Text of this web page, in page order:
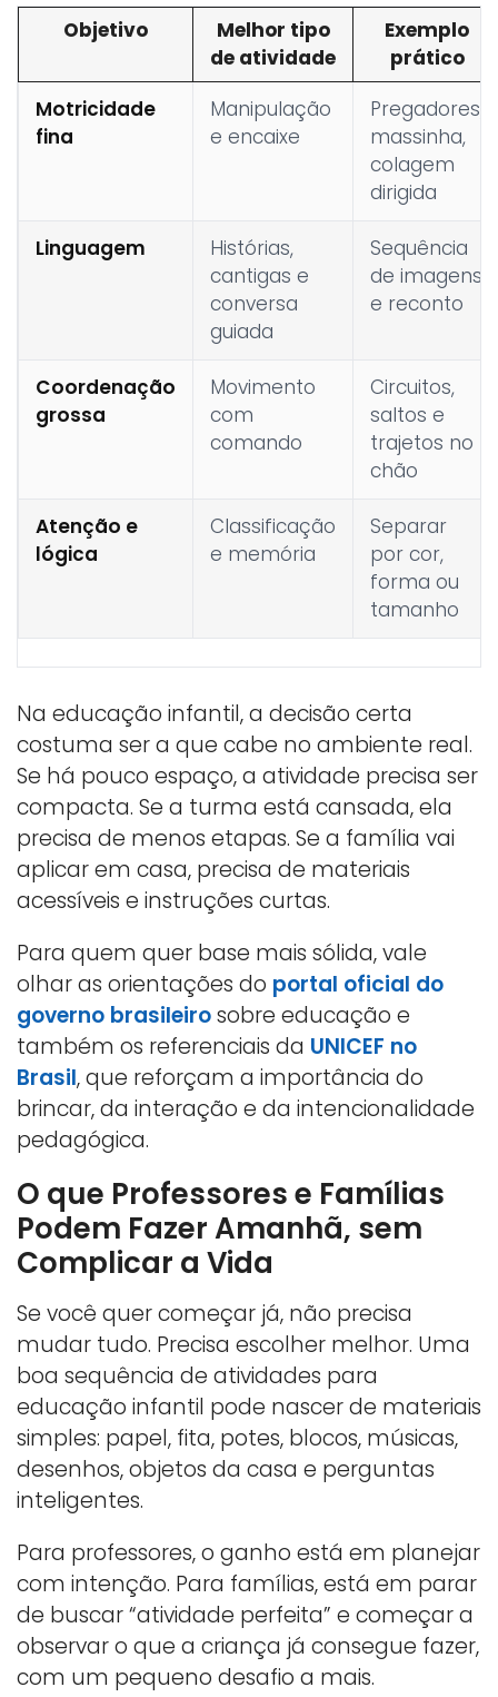
Objetivo
Melhor tipo
de atividade
Exemplo
prático
Motricidade
fina
Manipulação
e encaixe
Pregadores,
massinha,
colagem
dirigida
Linguagem
Histórias,
cantigas e
conversa
guiada
Sequência
de imagens
e reconto
Coordenação
grossa
Movimento
com
comando
Circuitos,
saltos e
trajetos no
chão
Atenção e
lógica
Classificação
e memória
Separar
por cor,
forma ou
tamanho
Na educação infantil, a decisão certa
costuma ser a que cabe no ambiente real.
Se há pouco espaço, a atividade precisa ser
compacta. Se a turma está cansada, ela
precisa de menos etapas. Se a família vai
aplicar em casa, precisa de materiais
acessíveis e instruções curtas.
Para quem quer base mais sólida, vale
olhar as orientações do portal oficial do
governo brasileirosobre educação e
também os referenciais da UNICEF no
Brasil, que reforçam a importância do
brincar, da interação e da intencionalidade
pedagógica.
O que Professores e Famílias
Podem Fazer Amanhã, sem
Complicar a Vida
Se você quer começar já, não precisa
mudar tudo. Precisa escolher melhor. Uma
boa sequência de atividades para
educação infantil pode nascer de materiais
simples: papel, fita, potes, blocos, músicas,
desenhos, objetos da casa e perguntas
inteligentes.
Para professores, o ganho está em planejar
com intenção. Para famílias, está em parar
de buscar “atividade perfeita” e começar a
observar o que a criança já consegue fazer,
com um pequeno desafio a mais.